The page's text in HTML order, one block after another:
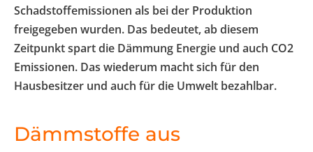
Schadstoffemissionen als bei der Produktion
freigegeben wurden. Das bedeutet, ab diesem
Zeitpunkt spart die Dämmung Energie und auch CO2
Emissionen. Das wiederum macht sich für den
Hausbesitzer und auch für die Umwelt bezahlbar.
Dämmstoffe aus